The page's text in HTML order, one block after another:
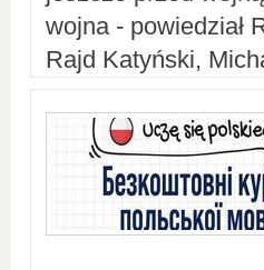
wojna - powiedział
Rajd Katyński,